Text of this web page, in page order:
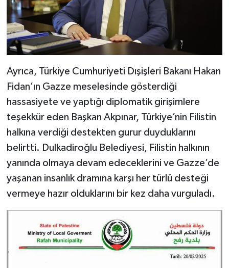
Ayrıca, Türkiye Cumhuriyeti Dışişleri Bakanı Hakan
Fidan’ın Gazze meselesinde gösterdiği
hassasiyete ve yaptığı diplomatik girişimlere
teşekkür eden Başkan Akpınar, Türkiye’nin Filistin
halkına verdiği destekten gurur duyduklarını
belirtti. Dulkadiroğlu Belediyesi, Filistin halkının
yanında olmaya devam edeceklerini ve Gazze’de
yaşanan insanlık dramına karşı her türlü desteği
vermeye hazır olduklarını bir kez daha vurguladı.